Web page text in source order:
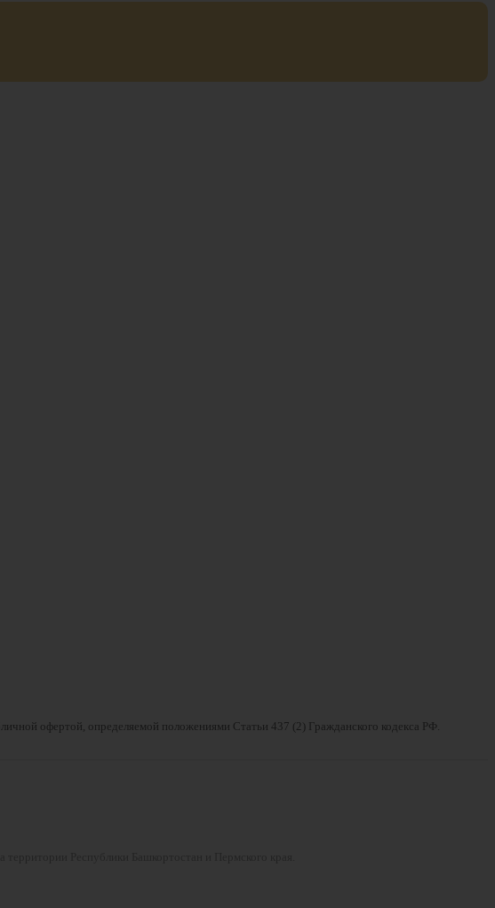
офертой, определяемой положениями Статьи 437 (2) Гражданского кодекса РФ.
Республики Башкортостан и Пермского края.